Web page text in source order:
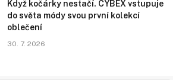
Když kočárky nestačí. CYBEX vstupuje
do světa módy svou první kolekcí
oblečení
30. 7. 2026